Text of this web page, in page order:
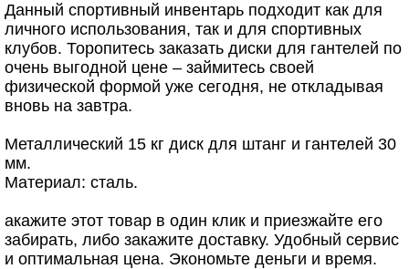
Данный спортивный инвентарь подходит как для
личного использования, так и для спортивных
клубов. Торопитесь заказать диски для гантелей по
очень выгодной цене – займитесь своей
физической формой уже сегодня, не откладывая
вновь на завтра.
Металлический 15 кг диск для штанг и гантелей 30
мм.
Материал: сталь.
акажите этот товар в один клик и приезжайте его
забирать, либо закажите доставку. Удобный сервис
и оптимальная цена. Экономьте деньги и время.